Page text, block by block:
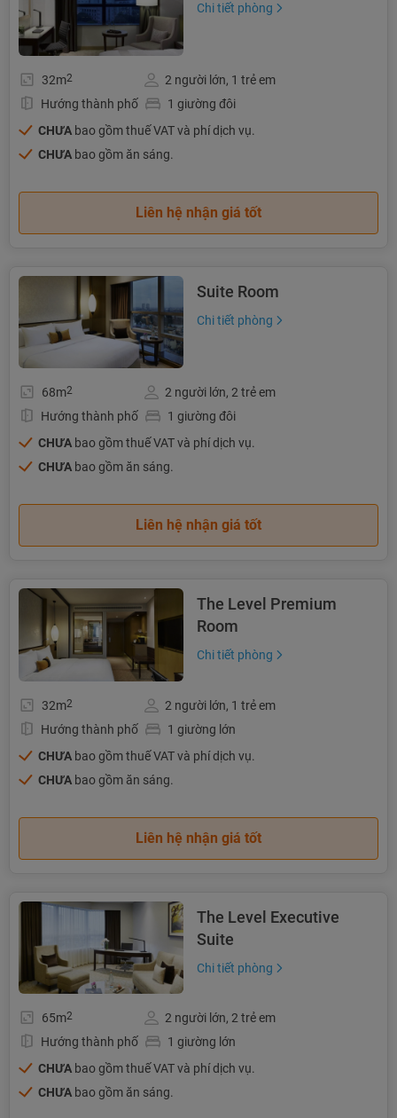
Chi tiết phòng
32m2
2 người lớn, 1 trẻ em
Hướng thành phố
1 giường đôi
CHƯA bao gồm thuế VAT và phí dịch vụ.
CHƯA bao gồm ăn sáng.
Liên hệ nhận giá tốt
Suite Room
Chi tiết phòng
68m2
2 người lớn, 2 trẻ em
Hướng thành phố
1 giường đôi
CHƯA bao gồm thuế VAT và phí dịch vụ.
CHƯA bao gồm ăn sáng.
Liên hệ nhận giá tốt
The Level Premium
Room
Chi tiết phòng
32m2
2 người lớn, 1 trẻ em
Hướng thành phố
1 giường lớn
CHƯA bao gồm thuế VAT và phí dịch vụ.
CHƯA bao gồm ăn sáng.
Liên hệ nhận giá tốt
The Level Executive
Suite
Chi tiết phòng
65m2
2 người lớn, 2 trẻ em
Hướng thành phố
1 giường lớn
CHƯA bao gồm thuế VAT và phí dịch vụ.
CHƯA bao gồm ăn sáng.